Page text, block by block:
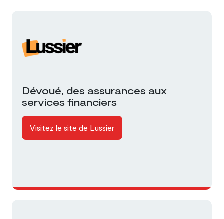
Dévoué, des assurances aux
services financiers
Visitez le site de Lussier